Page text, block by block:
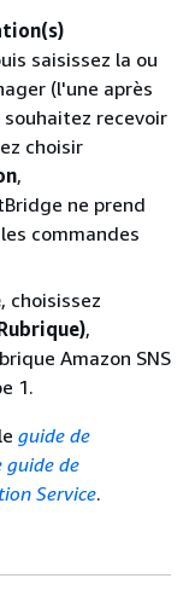
saisissez la ou
(l'une après
recevoir
choisir
,
ne prend
les commandes
, choisissez
,
Amazon SNS
1.
guide de
guide de
Service.